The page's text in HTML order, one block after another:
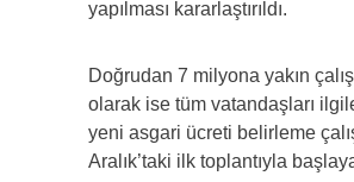
yapılması kararlaştırıldı.
Doğrudan 7 milyona yakın
olarak ise tüm vatandaşları
yeni asgari ücreti belirleme
Aralık’taki ilk toplantıyla